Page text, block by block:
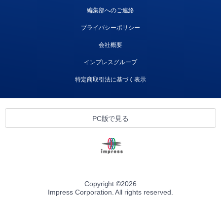
編集部へのご連絡
プライバシーポリシー
会社概要
インプレスグループ
特定商取引法に基づく表示
PC版で見る
Copyright ©2026
Impress Corporation. All rights reserved.